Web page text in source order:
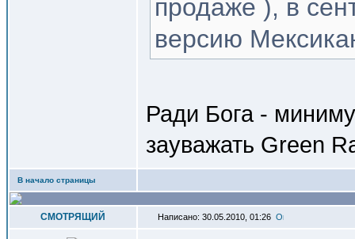
продаже ), в
версию
Ради Бога -
зауважать Green
В начало страницы
СМОТРЯЩИЙ Написано: 30.05.2010, 01:26